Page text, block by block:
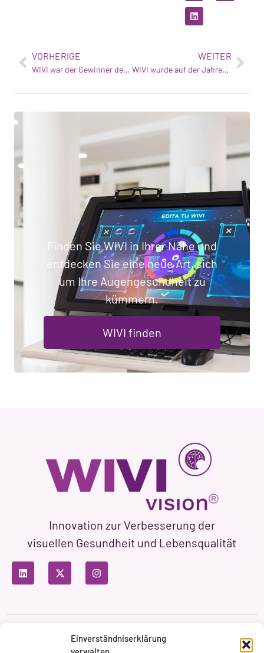
Einverständniserklärung
VORHERIGE
WIVI war der Gewinner des Keiretsu Investor Forums in Barcelona
WEITER
WIVI wurde auf der Jahrestagung des EIT Health ausgezeichnet
Finden Sie WIVI in Ihrer Nähe und
entdecken Sie eine neue Art, sich
um Ihre Augengesundheit zu
kümmern.
WIVI finden
Innovation zur Verbesserung der
visuellen Gesundheit und Lebensqualität
Datenschutzbestimmungen
Nutzungsbedingungen
Cookie-Richtlinie